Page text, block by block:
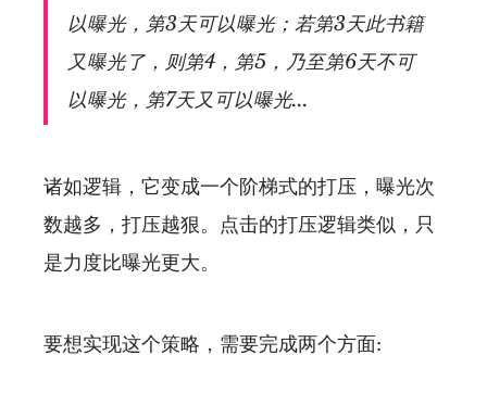
以曝光，第3天可以曝光；若第3天此书籍
又曝光了，则第4，第5，乃至第6天不可
以曝光，第7天又可以曝光...
诸如逻辑，它变成一个阶梯式的打压，曝光次
数越多，打压越狠。点击的打压逻辑类似，只
是力度比曝光更大。
要想实现这个策略，需要完成两个方面: